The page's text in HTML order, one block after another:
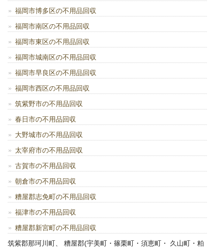
福岡市博多区の不用品回収
福岡市南区の不用品回収
福岡市東区の不用品回収
福岡市城南区の不用品回収
福岡市早良区の不用品回収
福岡市西区の不用品回収
筑紫野市の不用品回収
春日市の不用品回収
大野城市の不用品回収
太宰府市の不用品回収
古賀市の不用品回収
朝倉市の不用品回収
糟屋郡志免町の不用品回収
福津市の不用品回収
糟屋郡新宮町の不用品回収
筑紫郡那珂川町、 糟屋郡(宇美町・篠栗町・須恵町・ 久山町・粕